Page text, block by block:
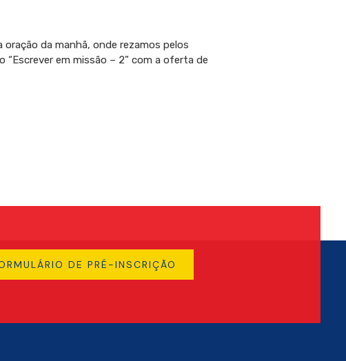
da manhã, onde rezamos pelos
em missão – 2” com a oferta de
DE PRÉ-INSCRIÇÃO